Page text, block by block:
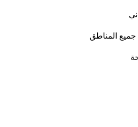
المناطق